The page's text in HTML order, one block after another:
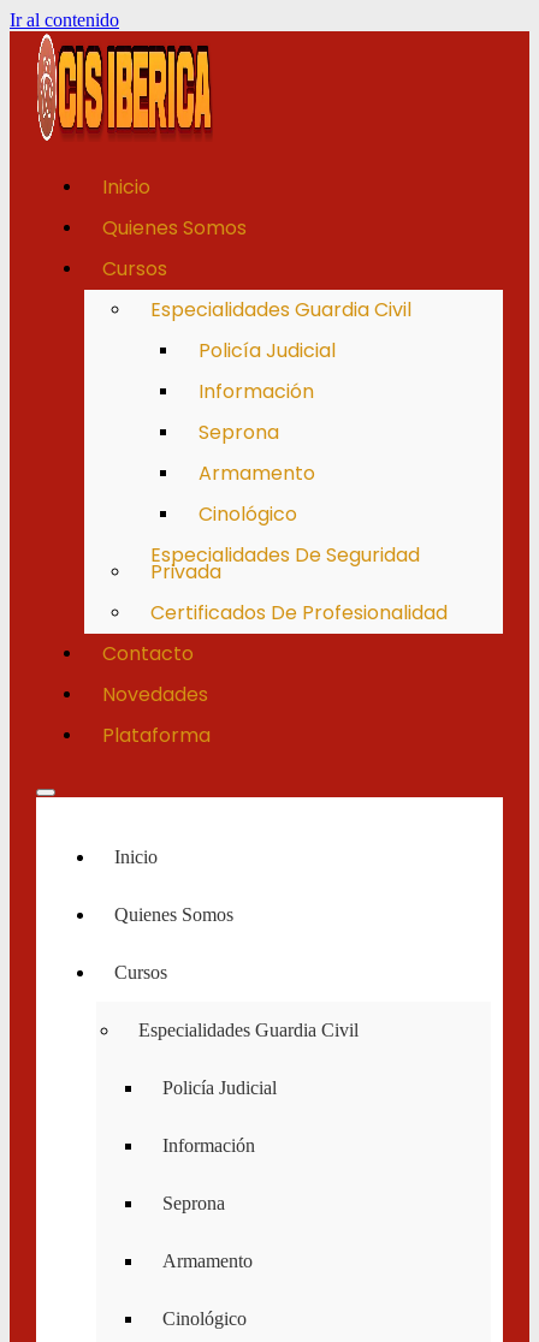
Ir al contenido
Inicio
Quienes Somos
Cursos
Especialidades Guardia Civil
Policía Judicial
Información
Seprona
Armamento
Cinológico
Especialidades De Seguridad
Privada
Certificados De Profesionalidad
Contacto
Novedades
Plataforma
Inicio
Quienes Somos
Cursos
Especialidades Guardia Civil
Policía Judicial
Información
Seprona
Armamento
Cinológico